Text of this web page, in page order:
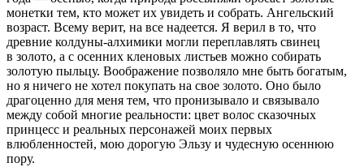
монетки тем, кто может их увидеть и собрать. Ангельский
возраст. Всему верит, на все надеется. Я верил в то, что
древние колдуны-алхимики могли переплавлять свинец
в золото, а с осенних кленовых листьев можно собирать
золотую пыльцу. Воображение позволяло мне быть богатым,
но я ничего не хотел покупать на свое золото. Оно было
драгоценно для меня тем, что пронизывало и связывало
между собой многие реальности: цвет волос сказочных
принцесс и реальных персонажей моих первых
влюбленностей, мою дорогую Эльзу и чудесную осеннюю
пору.